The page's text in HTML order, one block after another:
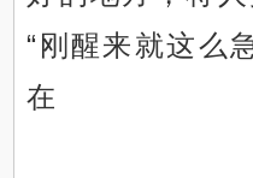
“刚醒来就这么
在